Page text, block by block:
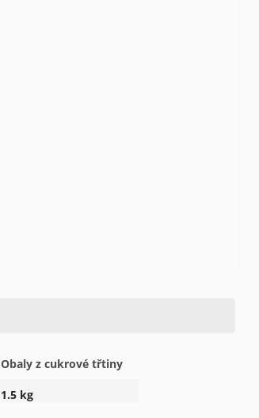
Obaly z cukrové třtiny
1.5 kg